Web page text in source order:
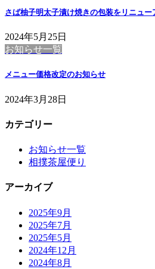
さば柚子明太子漬け焼きの包装をリニュー
2024年5月25日
お知らせ一覧
メニュー価格改定のお知らせ
2024年3月28日
カテゴリー
お知らせ一覧
相撲茶屋便り
アーカイブ
2025年9月
2025年7月
2025年5月
2024年12月
2024年8月